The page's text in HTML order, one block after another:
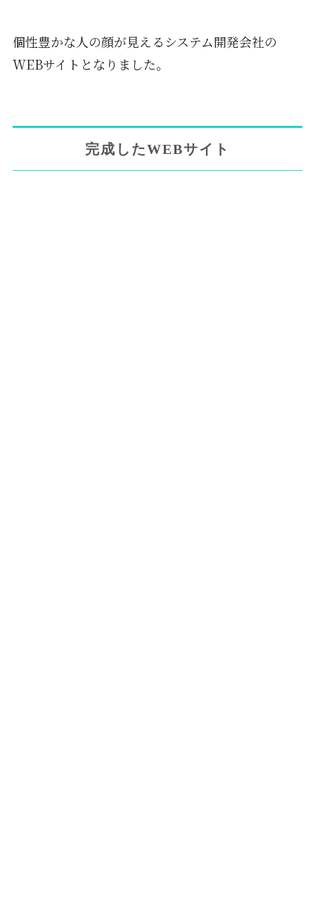
個性豊かな人の顔が見えるシステム開発会社の
WEBサイトとなりました。
完成したWEBサイト